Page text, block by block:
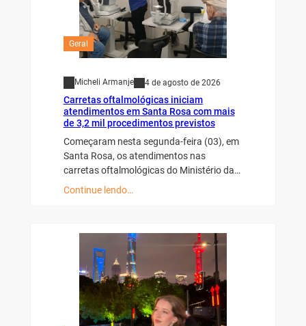
Geral
Micheli Armanje 4 de agosto de 2026
Carretas oftalmológicas iniciam
atendimentos em Santa Rosa com mais
de 3,2 mil procedimentos previstos
Começaram nesta segunda-feira (03), em
Santa Rosa, os atendimentos nas
carretas oftalmológicas do Ministério da…
Continue lendo…